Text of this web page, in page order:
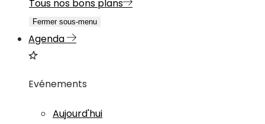
Tous nos bons plans
Fermer sous-menu
Agenda
Evénements
Aujourd'hui